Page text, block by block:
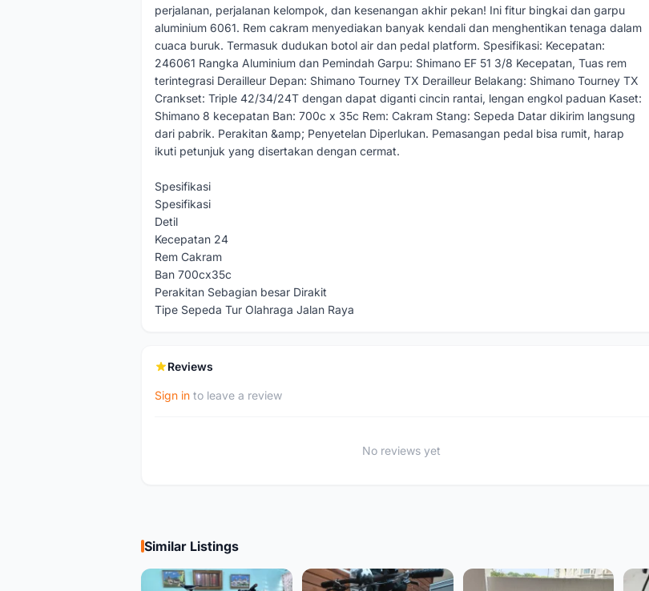
perjalanan, perjalanan kelompok, dan kesenangan akhir pekan! Ini fitur bingkai dan garpu
aluminium 6061. Rem cakram menyediakan banyak kendali dan menghentikan tenaga dalam
cuaca buruk. Termasuk dudukan botol air dan pedal platform. Spesifikasi: Kecepatan:
246061 Rangka Aluminium dan Pemindah Garpu: Shimano EF 51 3/8 Kecepatan, Tuas rem
terintegrasi Derailleur Depan: Shimano Tourney TX Derailleur Belakang: Shimano Tourney TX
Crankset: Triple 42/34/24T dengan dapat diganti cincin rantai, lengan engkol paduan Kaset:
Shimano 8 kecepatan Ban: 700c x 35c Rem: Cakram Stang: Sepeda Datar dikirim langsung
dari pabrik. Perakitan &amp; Penyetelan Diperlukan. Pemasangan pedal bisa rumit, harap
ikuti petunjuk yang disertakan dengan cermat.
Spesifikasi
Spesifikasi
Detil
Kecepatan 24
Rem Cakram
Ban 700cx35c
Perakitan Sebagian besar Dirakit
Tipe Sepeda Tur Olahraga Jalan Raya
Reviews
Sign in to leave a review
No reviews yet
Similar Listings